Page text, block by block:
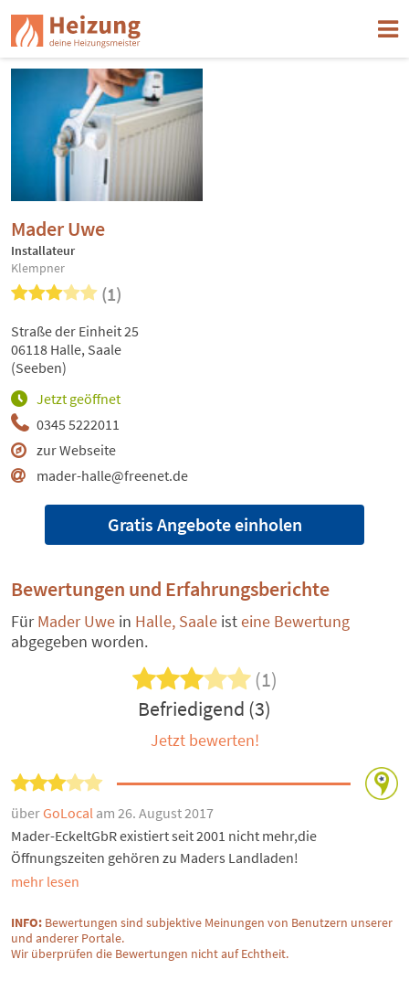
Mader Uwe
Installateur
Klempner
(1)
0345 5222011
zur Webseite
mader-halle@freenet.de
Jetzt geöffnet
Straße der Einheit 25
06118 Halle, Saale
(Seeben)
Gratis Angebote einholen
Bewertungen und Erfahrungsberichte
FürMader Uwe in Halle, Saale isteine Bewertung
abgegeben worden.
(1)
Befriedigend (3)
Jetzt bewerten!
überGoLocal am 26. August 2017
Mader-EckeltGbR existiert seit 2001 nicht mehr,die
Öffnungszeiten gehören zu Maders Landladen!
mehr lesen
INFO: Bewertungen sind subjektive Meinungen von Benutzern unserer
und anderer Portale.
Wir überprüfen die Bewertungen nicht auf Echtheit.